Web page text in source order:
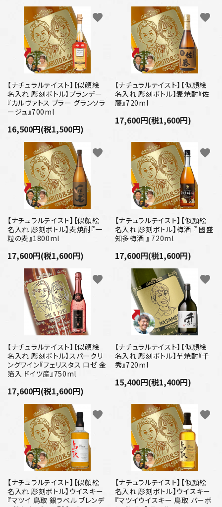
【ナチュラルテイスト】【似顔絵
名入れ 彫刻ボトル】ブランデー
『カルヴァトス ブラー グランソラ
ージュ』700ml
16,500円(税1,500円)
favorite
【ナチュラルテイスト】【似顔絵
名入れ 彫刻ボトル】麦焼酎『佐
藤』720ml
17,600円(税1,600円)
favorite
【ナチュラルテイスト】【似顔絵
名入れ 彫刻ボトル】麦焼酎『一
粒の麦』1800ml
17,600円(税1,600円)
favorite
【ナチュラルテイスト】【似顔絵
名入れ 彫刻ボトル】梅酒 『 國盛
知多梅酒 』 720ml
17,600円(税1,600円)
favorite
【ナチュラルテイスト】【似顔絵
名入れ 彫刻ボトル】スパークリ
ングワイン『フェリスタス ロゼ 金
箔入 ドイツ産』750ml
17,600円(税1,600円)
favorite
【ナチュラルテイスト】【似顔絵
名入れ 彫刻ボトル】芋焼酎『千
秀』720ml
15,400円(税1,400円)
favorite
【ナチュラルテイスト】【似顔絵
名入れ 彫刻ボトル】ウイスキー
『マツイ 鳥取 銀ラベル ブレンデ
favorite
【ナチュラルテイスト】【似顔絵
名入れ 彫刻ボトル】ウイスキー
『マツイウイスキー 鳥取 バーボ
favorite